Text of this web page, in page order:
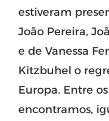
estiveram
João Pereira,
e de Vanessa
Kitzbuhel o
Europa. Entre
encontramos,